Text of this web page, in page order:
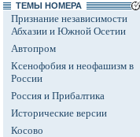
ТЕМЫ НОМЕРА
Признание независимости
Абхазии и Южной Осетии
Автопром
Ксенофобия и неофашизм в
России
Россия и Прибалтика
Исторические версии
Косово